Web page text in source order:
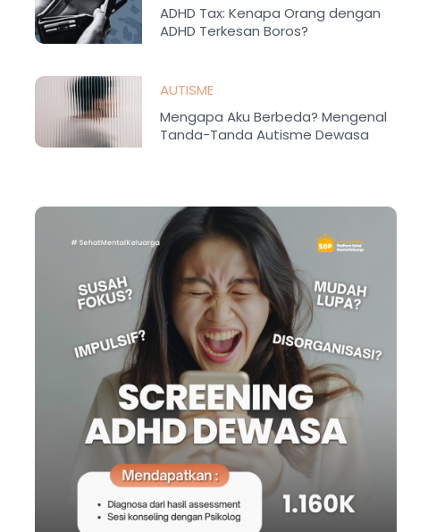
ADHD Tax: Kenapa Orang dengan
ADHD Terkesan Boros?
AUTISME
Mengapa Aku Berbeda? Mengenal
Tanda-Tanda Autisme Dewasa